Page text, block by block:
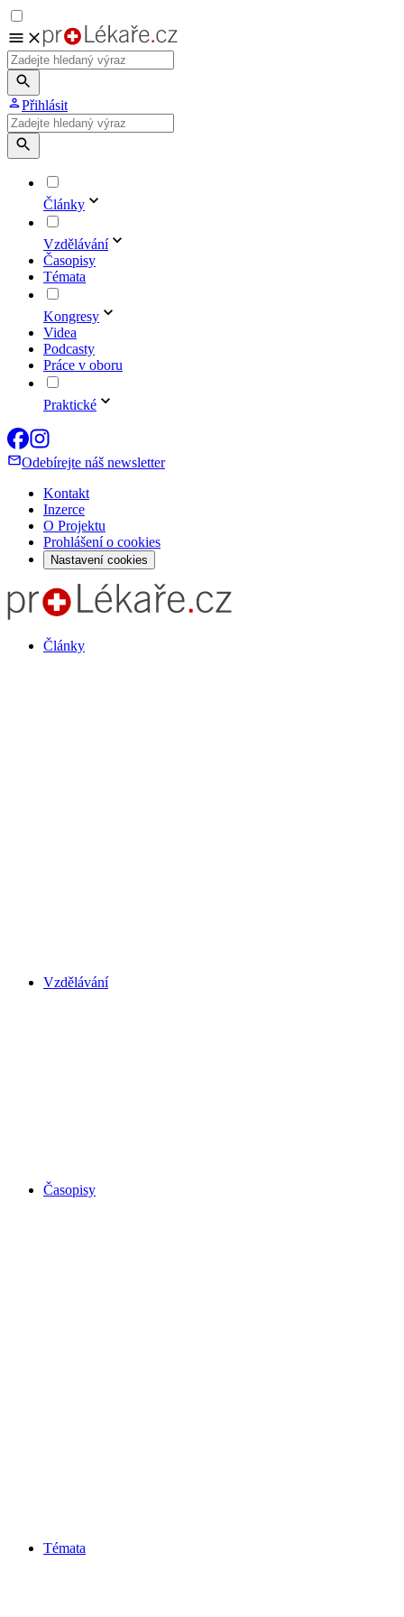
Přihlásit
Články
Vzdělávání
Časopisy
Témata
Kongresy
Videa
Podcasty
Práce v oboru
Praktické
Odebírejte náš newsletter
Kontakt
Inzerce
O Projektu
Prohlášení o cookies
Nastavení cookies
Články
Vzdělávání
Časopisy
Témata